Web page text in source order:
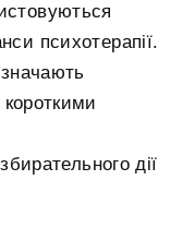
психотерапії.
короткими
дії